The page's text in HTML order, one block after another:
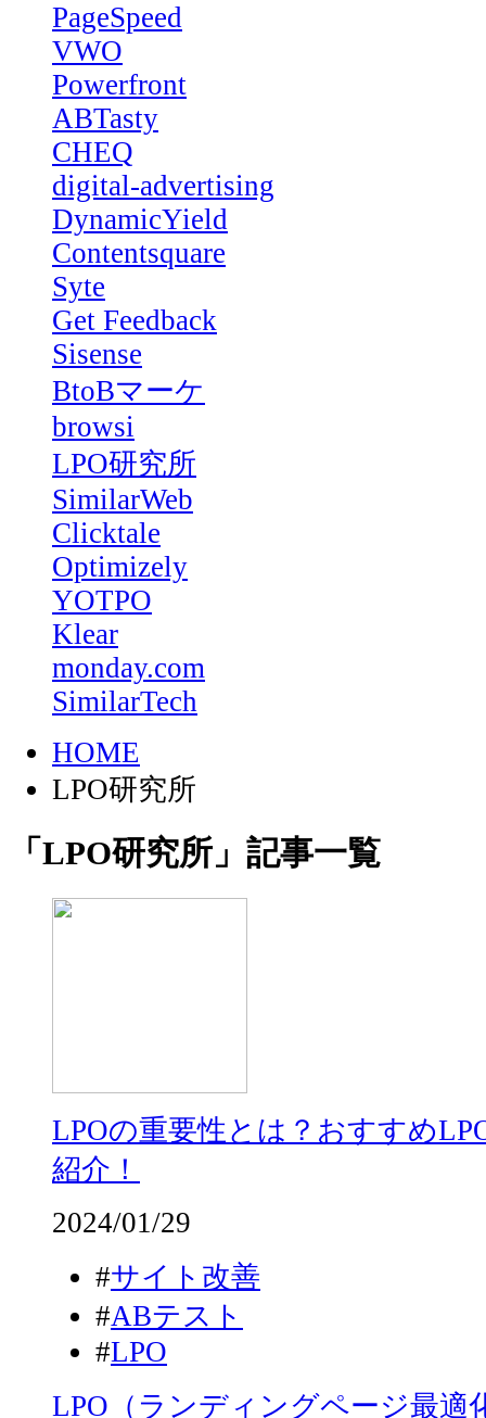
PageSpeed
VWO
Powerfront
ABTasty
CHEQ
digital-advertising
DynamicYield
Contentsquare
Syte
Get Feedback
Sisense
BtoBマーケ
browsi
LPO研究所
SimilarWeb
Clicktale
Optimizely
YOTPO
Klear
monday.com
SimilarTech
HOME
LPO研究所
「LPO研究所」記事一覧
LPOの重要性とは？おすすめ
紹介！
2024/01/29
#サイト改善
#ABテスト
#LPO
LPO（ランディングページ最適